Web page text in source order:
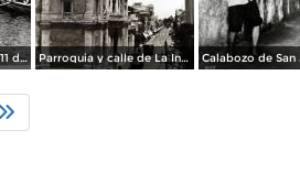
Regatas ( Circulada el 11 de Abril de 1926 ). Parroquia y calle de La Independencia.